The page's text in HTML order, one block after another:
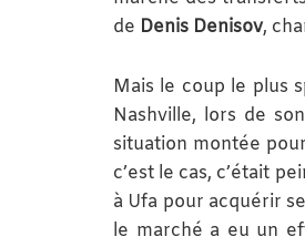
de Denis Denisov,
Mais le coup le plus
Nashville, lors de
situation montée
c’est le cas, c’était
à Ufa pour acquérir
le marché a eu un